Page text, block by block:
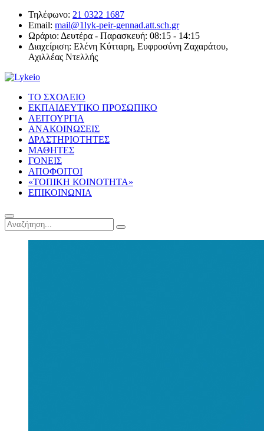
Τηλέφωνο: 21 0322 1687
Email: mail@1lyk-peir-gennad.att.sch.gr
Ωράριο: Δευτέρα - Παρασκευή: 08:15 - 14:15
Διαχείριση: Ελένη Κύτταρη, Ευφροσύνη Ζαχαράτου,
Αχιλλέας Ντελλής
ΤΟ ΣΧΟΛΕΙΟ
ΕΚΠΑΙΔΕΥΤΙΚΟ ΠΡΟΣΩΠΙΚΟ
ΛΕΙΤΟΥΡΓΙΑ
ΑΝΑΚΟΙΝΩΣΕΙΣ
ΔΡΑΣΤΗΡΙΟΤΗΤΕΣ
ΜΑΘΗΤΕΣ
ΓΟΝΕΙΣ
ΑΠΟΦΟΙΤΟΙ
«ΤΟΠΙΚΗ ΚΟΙΝΟΤΗΤΑ»
ΕΠΙΚΟΙΝΩΝΙΑ